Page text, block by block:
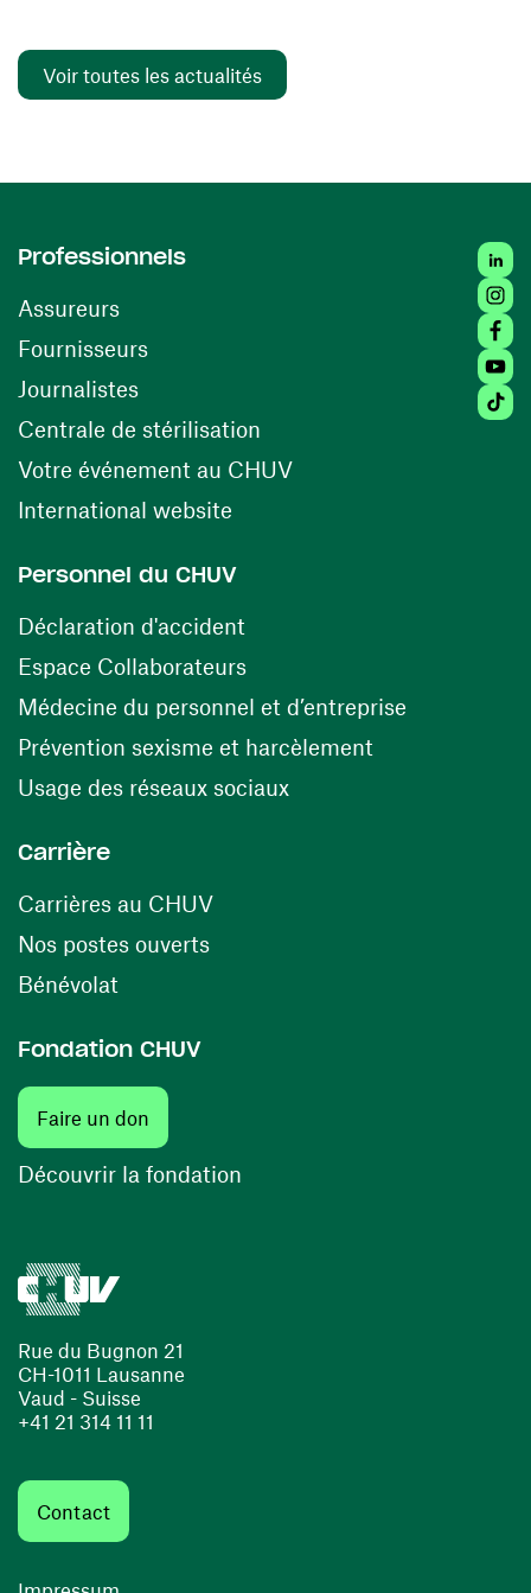
Voir toutes les actualités
Rue du Bugnon 21
CH-1011 Lausanne
Vaud - Suisse
+41 21 314 11 11
Contact
Professionnels
Assureurs
Fournisseurs(ouvre une nouvelle fenêtre)
Journalistes
Centrale de stérilisation (ouvre une nouvelle
Votre événement au CHUV(ouvre une nouvelle
International website
Personnel du CHUV
Déclaration d'accident
Espace Collaborateurs(ouvre une nouvelle fenêtre)
Médecine du personnel et d’entreprise
Prévention sexisme et harcèlement
Usage des réseaux sociaux(ouvre une nouvelle
Carrière
Carrières au CHUV(ouvre une nouvelle fenêtre)
Nos postes ouverts(ouvre une nouvelle fenêtre)
Bénévolat
Fondation CHUV
Faire un don
Découvrir la fondation